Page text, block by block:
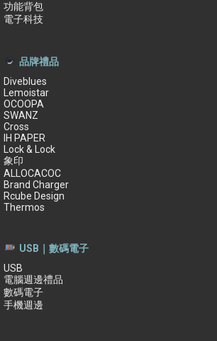
功能背包
電子科技
品牌禮品
Diveblues
Lemoistar
OCOOPA
SWANZ
Cross
IH PAPER
Lock & Lock
象印
ALLOCACOC
Brand Charger
Rcube Design
Thermos
USB｜數碼電子
USB
電腦週邊禮品
數碼電子
手機週邊